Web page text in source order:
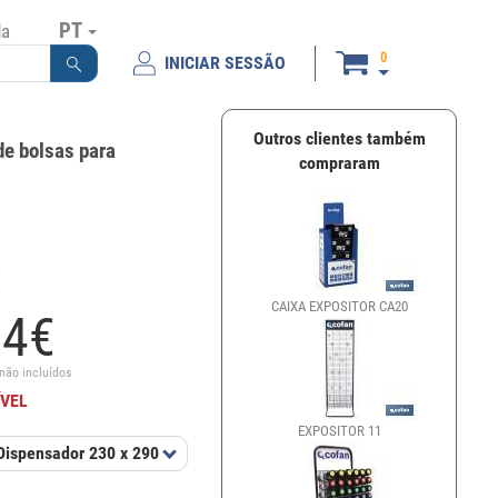
PT
INICIAR SESSÃO 0
bolsas para
€
incluídos
230 x 290 x 805 mm
Outros clientes também
compraram
CAIXA EXPOSITOR CA20
EXPOSITOR 11